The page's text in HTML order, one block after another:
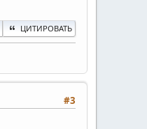
ЦИТИРОВАТЬ
#3